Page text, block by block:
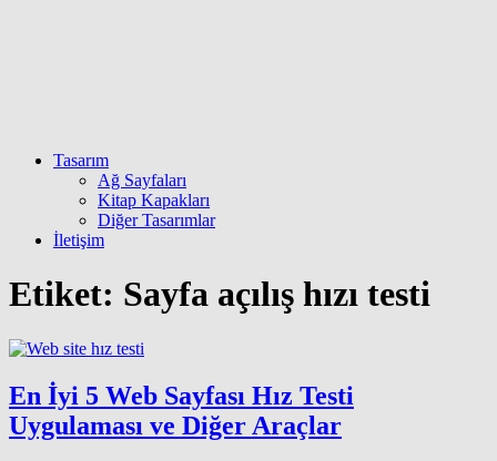
Tasarım
Ağ Sayfaları
Kitap Kapakları
Diğer Tasarımlar
İletişim
Etiket: Sayfa açılış hızı testi
En İyi 5 Web Sayfası Hız Testi
Uygulaması ve Diğer Araçlar